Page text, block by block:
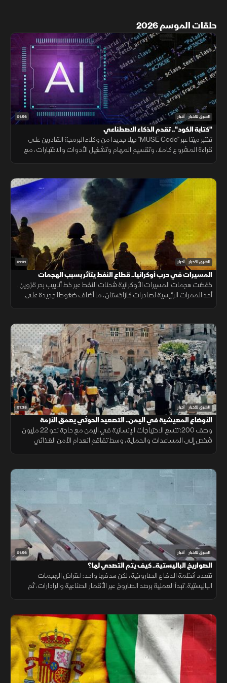
حلقات الموسم 2026
01:56 الشرق للأخبار أخبار
"كتابة الكود".. تقدم الذكاء الاصطناعي
تختبر ميتا عبر "MUSE Code" جيلا جديدا من وكلاء البرمجة القادرين على
قراءة المشروع كاملا، وتقسيم المهام وتشغيل الأدوات والاختبارات، مع
01:31 الشرق للأخبار أخبار
المسيرات في حرب أوكرانيا.. قطاع النفط يتأثر بسبب الهجمات
خفضت هجمات المسيرات الأوكرانية شحنات النفط عبر خط أنابيب بحر قزوين،
أحد الممرات الرئيسية لصادرات كازاخستان، ما أضاف ضغوطا جديدة على
01:38 الشرق للأخبار أخبار
الأوضاع المعيشية في اليمن.. التصعيد الحوثي يعمق الأزمة
وصف 200: تتسع الاحتياجات الإنسانية في اليمن مع حاجة نحو 22 مليون
شخص إلى المساعدات والحماية، وسط تفاقم انعدام الأمن الغذائي
01:56 الشرق للأخبار أخبار
الصواريخ الباليستية.. كيف يتم التصدي لها؟
تتعدد أنظمة الدفاع الصاروخية، لكن هدفها واحد: اعتراض الهجمات
الباليستية. تبدأ العملية برصد الصاروخ عبر الأقمار الصناعية والرادارات، ثم